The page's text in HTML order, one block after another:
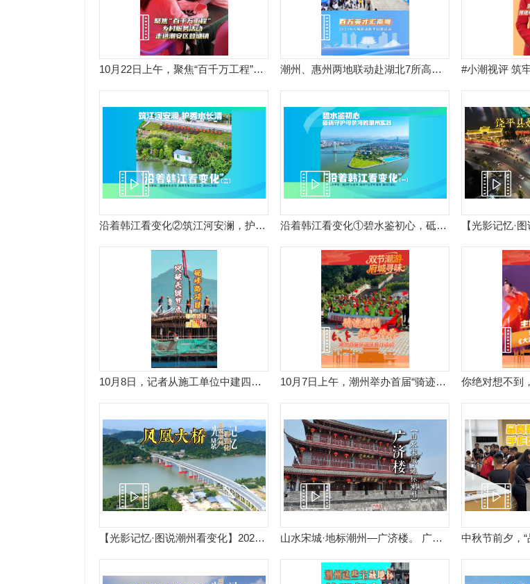
10月22日上午，聚焦“百千万工程”乡村服务活动在潮安区登塘镇举办。 潮州、惠州两地联动赴湖北7所高校引才，@湖北高校学子 广东诚意满满等你来！
沿着韩江看变化②筑江河安澜，护秀水长清。#潮州#韩江#生态 沿着韩江看变化①碧水鉴初心，砥砺守护母亲河的潮州实践。
10月8日，记者从施工单位中建四局了解到，砚峰路项目突破关键节点，北溪大桥连续梁首个"0号块"浇筑完成，标志着桥梁上部结构施工全面启动，为项目后续建设按下“加速键”。#重点项目#砚峰路 10月7日上午，潮州举办首届“骑迹潮州 红色传承”骑行活动。
【光影记忆·图说潮州看变化】2020年10月12日，省道S232线市区段改线外环大桥及连接线道路新建工程（凤凰大桥项目全程）动工开建，2024年10月1日9时起，凤凰大桥正式通车，项目全长5.212公里。建成后大幅提高区域整体综合运输能力，加快潮州城市“东扩”的步伐。 山水宋城·地标潮州—广济楼。 广济门城楼，俗称东门楼，历来为潮州城之城防、交通要隘，矗立于潮州古城墙的正中，与广济桥相互辉映。城楼始建于明洪武三年，距今已有六百多年的历史，1989年被列为广东省第三批省级重点文物保护单位。